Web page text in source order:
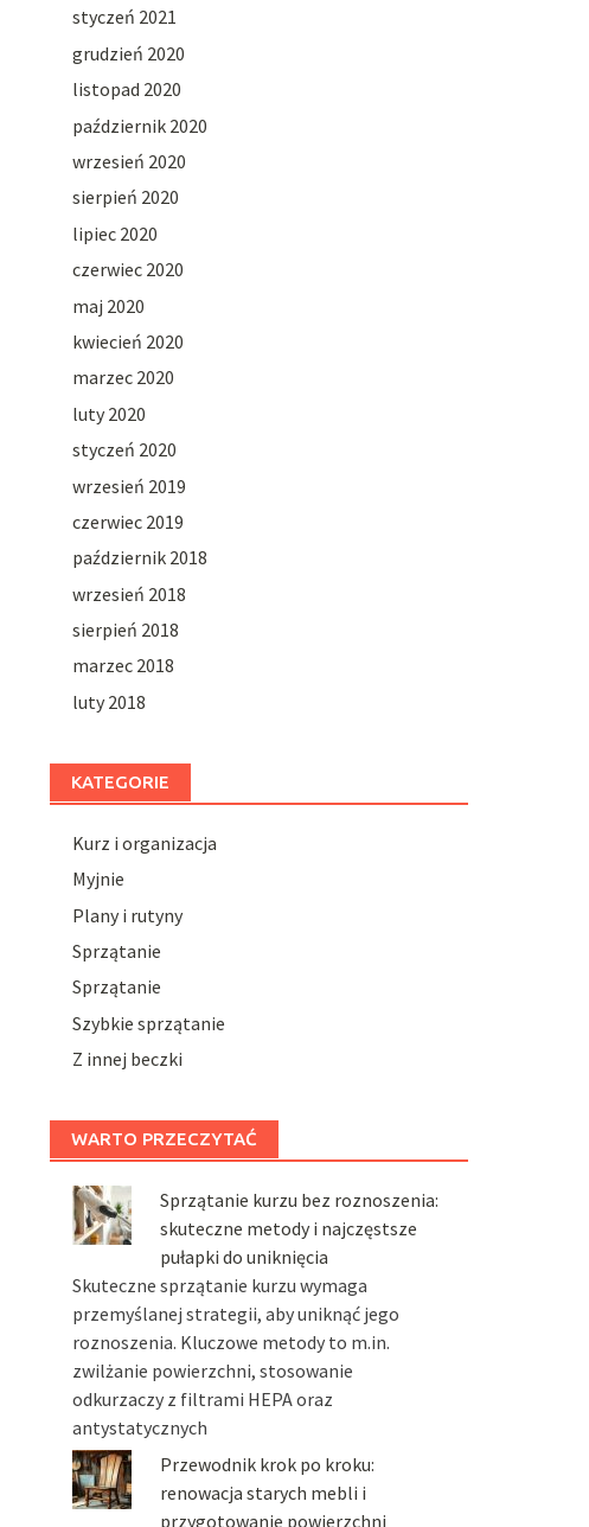
styczeń 2021
grudzień 2020
listopad 2020
październik 2020
wrzesień 2020
sierpień 2020
lipiec 2020
czerwiec 2020
maj 2020
kwiecień 2020
marzec 2020
luty 2020
styczeń 2020
wrzesień 2019
czerwiec 2019
październik 2018
wrzesień 2018
sierpień 2018
marzec 2018
luty 2018
KATEGORIE
Kurz i organizacja
Myjnie
Plany i rutyny
Sprzątanie
Sprzątanie
Szybkie sprzątanie
Z innej beczki
WARTO PRZECZYTAĆ
Sprzątanie kurzu bez roznoszenia:
skuteczne metody i najczęstsze
pułapki do uniknięcia
Skuteczne sprzątanie kurzu wymaga
przemyślanej strategii, aby uniknąć jego
roznoszenia. Kluczowe metody to m.in.
zwilżanie powierzchni, stosowanie
odkurzaczy z filtrami HEPA oraz
antystatycznych
Przewodnik krok po kroku:
renowacja starych mebli i
przygotowanie powierzchni